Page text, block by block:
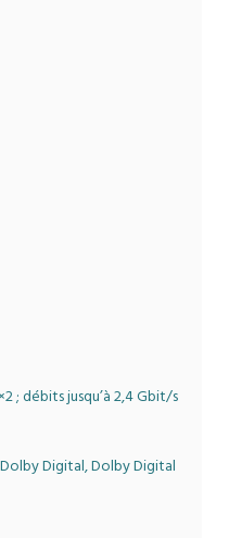
; débits jusqu’à 2,4 Gbit/s
Dolby Digital, Dolby Digital